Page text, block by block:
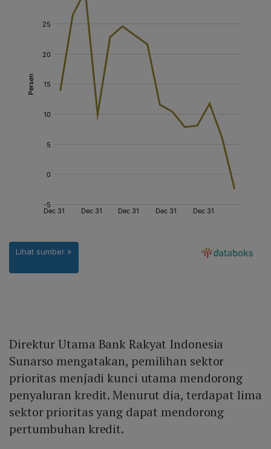
Direktur Utama Bank Rakyat Indonesia
Sunarso mengatakan, pemilihan sektor
prioritas menjadi kunci utama mendorong
penyaluran kredit. Menurut dia, terdapat lima
sektor prioritas yang dapat mendorong
pertumbuhan kredit.